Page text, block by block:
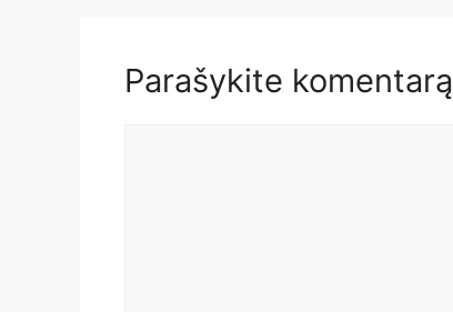
Parašykite komentarą